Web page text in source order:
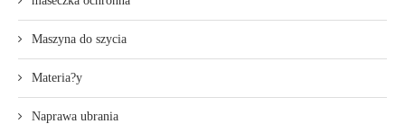
Maszyna do szycia
Materia?y
Naprawa ubrania